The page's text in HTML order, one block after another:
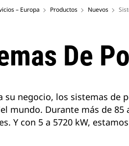
– Europa Productos Nuevos
De
su negocio, los sistemas
mundo. Durante más de
Y con 5 a 5720 kW,